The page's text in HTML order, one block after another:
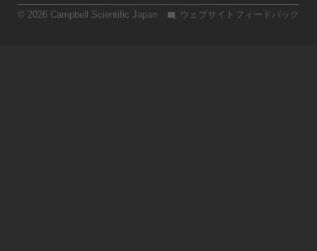
ウェブサイトフィードバック
© 2026 Campbell Scientific Japan